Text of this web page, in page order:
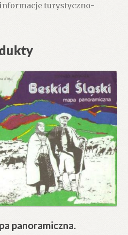
turystyczno-
panoramiczna.